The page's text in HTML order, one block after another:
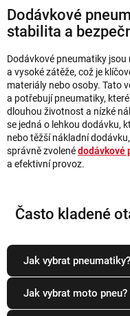
Dodávkové
stabilita a
Dodávkové pneumatiky
a vysoké zátěže, což je
materiály nebo osoby. Tato
a potřebují pneumatiky,
dlouhou životnost a nízké
se jedná o lehkou dodávku,
nebo těžší nákladní
správně zvolenédodávkové
a efektivní provoz.
Často kladené
Jak vybrat pneumatiky?
Jak vybrat moto pneu?